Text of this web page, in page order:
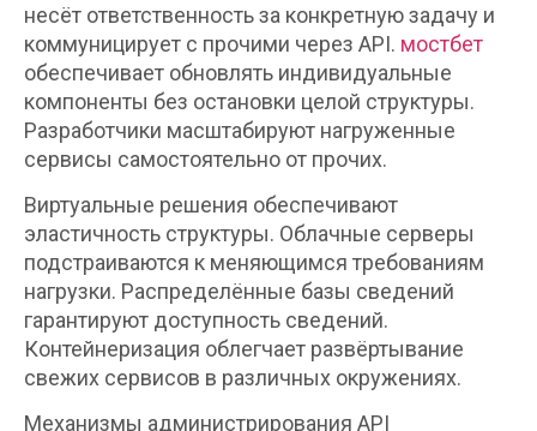
несёт ответственность за конкретную задачу и
коммуницирует с прочими через API. мостбет
обеспечивает обновлять индивидуальные
компоненты без остановки целой структуры.
Разработчики масштабируют нагруженные
сервисы самостоятельно от прочих.
Виртуальные решения обеспечивают
эластичность структуры. Облачные серверы
подстраиваются к меняющимся требованиям
нагрузки. Распределённые базы сведений
гарантируют доступность сведений.
Контейнеризация облегчает развёртывание
свежих сервисов в различных окружениях.
Механизмы администрирования API